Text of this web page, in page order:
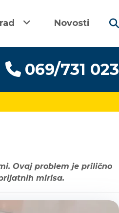
Novosti
069/731 023
Ovaj problem je prilično
mirisa.